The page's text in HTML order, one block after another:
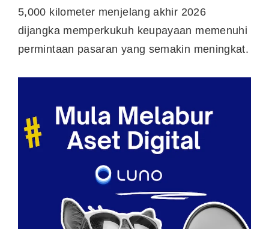
5,000 kilometer menjelang akhir 2026
dijangka memperkukuh keupayaan memenuhi
permintaan pasaran yang semakin meningkat.